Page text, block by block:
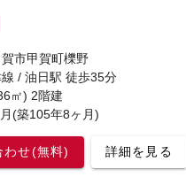
市甲賀町櫟野
線 / 油日駅 徒歩35分
㎡) 2階建
(築105年8ヶ月)
わせ(無料) 詳細を見る